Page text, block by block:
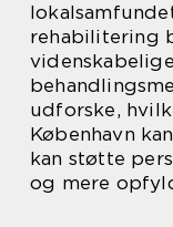
rehabilitering
udforske,
København
kan støtte
og mere